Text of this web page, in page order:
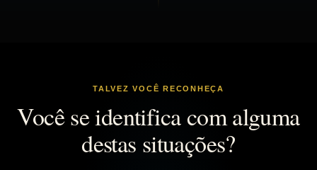
TALVEZ VOCÊ RECONHEÇA
Você se identifica com alguma
destas situações?